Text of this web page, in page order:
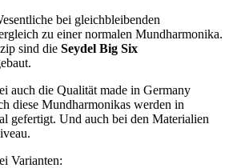
bei gleichbleibenden
zu einer normalen Mundharmonika.
sind die Seydel Big Six
auch die Qualität made in Germany
diese Mundharmonikas werden in
gefertigt. Und auch bei den Materialien
Varianten: